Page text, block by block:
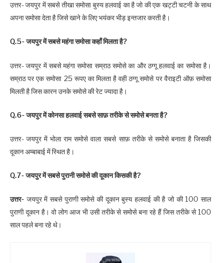
उत्तर- जयपुर में सबसे तीखा समोसा बुस्य हलवाई का है जो की एक खट्टी चटनी के साथ
अपना समोसा देता है जिसे खाने के लिए भयंकर भीड़ इन्तजार करती है।
Q.5- जयपुर में सबसे महंगा समोसा कहाँ मिलता है?
उत्तर- जयपुर में सबसे महंगा समोसा सम्राठ समोसे का और ठग्गू हलवाई का समोसा है।
सम्राठ पर एक समोसा 25 रूपए का मिलता है वही ठग्गू समोसे पर वैराइटी ऑफ़ समोसा
मिलती है जिस कारन उनके समोसे की रेट ज्यादा है।
Q.6- जयपुर में कोनसा हलवाई सबसे साफ़ तरीके से समोसे बनता है?
उत्तर- जयपुर में भोला राम समोसे वाला सबसे साफ़ तरीके से समोसे बनाता है जिसकी
दूकान अम्बाबाई में स्थित है।
Q.7- जयपुर में सबसे पुरानी समोसे की दूकान किसकी है?
उत्तर- जयपुर में सबसे पुराणीसमोसेकी दूकान बुस्य हलवाई की है जो की 100 साल
पुराणी दूकान है। वो लोग आज भी उसी तरीके से समोसे बना रहे हैं जिस तरीके से 100
साल पहले बना रहे थे।